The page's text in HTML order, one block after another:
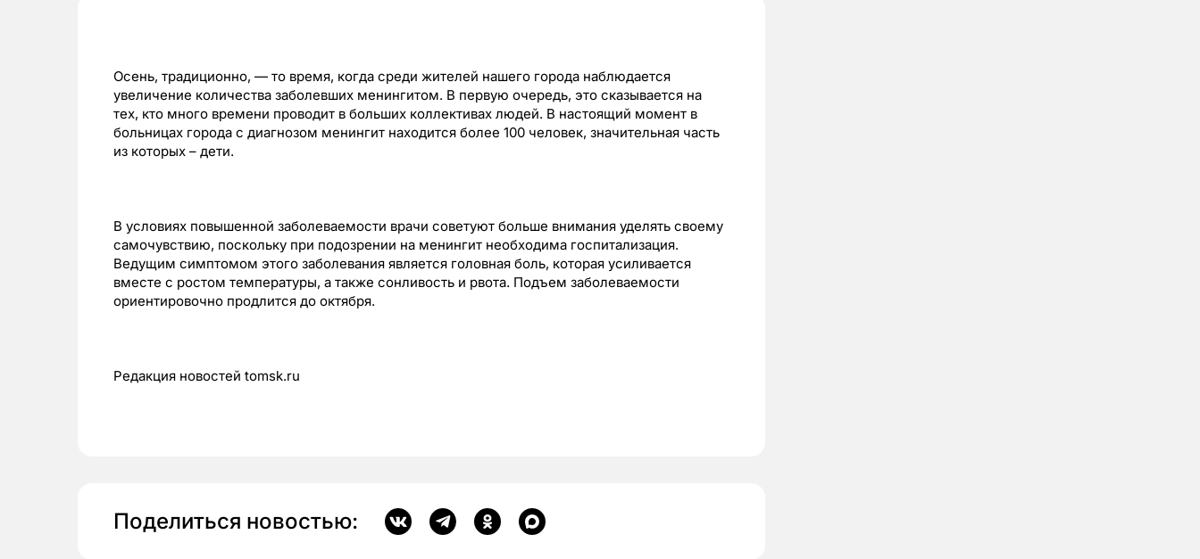
Осень, традиционно, — то время, когда среди жителей нашего города наблюдается
увеличение количества заболевших менингитом. В первую очередь, это сказывается на
тех, кто много времени проводит в больших коллективах людей. В настоящий момент в
больницах города с диагнозом менингит находится более 100 человек, значительная часть
из которых – дети.
В условиях повышенной заболеваемости врачи советуют больше внимания уделять своему
самочувствию, поскольку при подозрении на менингит необходима госпитализация.
Ведущим симптомом этого заболевания является головная боль, которая усиливается
вместе с ростом температуры, а также сонливость и рвота. Подъем заболеваемости
ориентировочно продлится до октября.
Редакция новостей tomsk.ru
Поделиться новостью: